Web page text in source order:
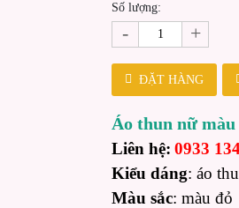
Số lượng:
- +
ĐẶT HÀNG
Áo thun nữ màu
Liên hệ: 0933
Kiểu dáng: áo
Màu sắc: màu đỏ